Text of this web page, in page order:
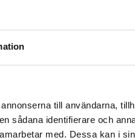
till användarna,
sådana identifierare och
med. Dessa kan i
färg. Varje färg
skapar goda
%. Den här produkten är
autentiska motståndsbanden